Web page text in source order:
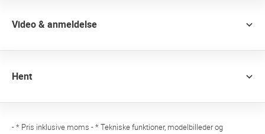
Video & anmeldelse
Hent
- * Pris inklusive moms - * Tekniske funktioner, modelbilleder og